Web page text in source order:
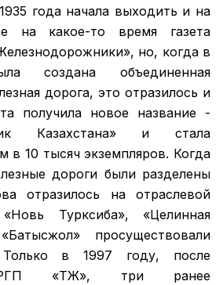
года начала выходить и на
на какое-то время газета
но, когда в
создана объединенная
дорога, это отразилось и
получила новое название -
Казахстана» и стала
в 10 тысяч экземпляров. Когда
дороги были разделены
отразилось на отраслевой
Турксиба», «Целинная
просуществовали
в 1997 году, после
РГП «ҚТЖ», три ранее